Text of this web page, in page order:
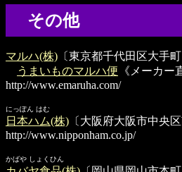
その他
マルハ(株) 〔東京都千代田区大手町
うまいものマルハ便
《メーカー
http://www.emaruha.com/
にっぽん はむ
日本ハム(株) 〔大阪府大阪市中央
http://www.nipponham.co.jp/
かばや しょくひん